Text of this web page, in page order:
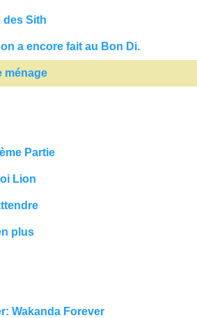
des Sith
a encore fait au Bon Di.
ménage
Partie
Lion
plus
Wakanda Forever